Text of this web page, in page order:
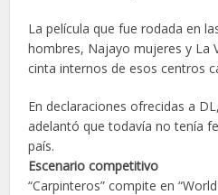
La película que fue rodada en
hombres, Najayo mujeres y La
cinta internos de esos centros
En declaraciones ofrecidas a
adelantó que todavía no tenía
país.
Escenario competitivo
“Carpinteros” compite en